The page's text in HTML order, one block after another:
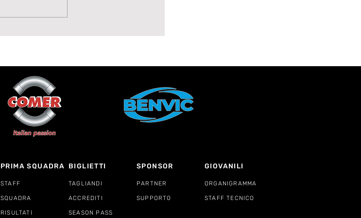
Volpone: qualità, corsa e
centrocampo della
PRIMA SQUADRA BIGLIETTI SPONSOR
STAFF TAGLIANDI PARTNER
SQUADRA ACCREDITI SUPPORTO
RISULTATI SEASON PASS
GIOVANILI
ORGANIGRAMMA
STAFF TECNICO